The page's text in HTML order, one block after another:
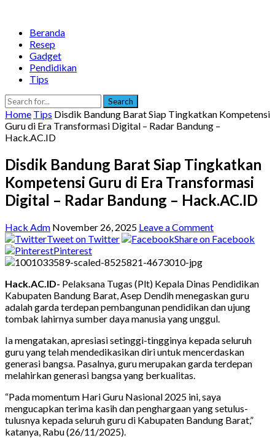
Beranda
Resep
Gadget
Pendidikan
Tips
Search
Home Tips Disdik Bandung Barat Siap Tingkatkan Kompetensi
Guru di Era Transformasi Digital – Radar Bandung –
Hack.AC.ID
Disdik Bandung Barat Siap Tingkatkan
Kompetensi Guru di Era Transformasi
Digital – Radar Bandung – Hack.AC.ID
Hack Adm November 26, 2025 Leave a Comment
Tweet on Twitter
Share on Facebook
Pinterest
Hack.AC.ID- Pelaksana Tugas (Plt) Kepala Dinas Pendidikan
Kabupaten Bandung Barat, Asep Dendih menegaskan guru
adalah garda terdepan pembangunan pendidikan dan ujung
tombak lahirnya sumber daya manusia yang unggul.
Ia mengatakan, apresiasi setinggi-tingginya kepada seluruh
guru yang telah mendedikasikan diri untuk mencerdaskan
generasi bangsa. Pasalnya, guru merupakan garda terdepan
melahirkan generasi bangsa yang berkualitas.
“Pada momentum Hari Guru Nasional 2025 ini, saya
mengucapkan terima kasih dan penghargaan yang setulus-
tulusnya kepada seluruh guru di Kabupaten Bandung Barat,”
katanya, Rabu (26/11/2025).